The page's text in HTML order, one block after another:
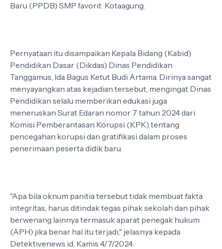
Baru (PPDB) SMP favorit Kotaagung.
Pernyataan itu disampaikan Kepala Bidang (Kabid)
Pendidikan Dasar (Dikdas) Dinas Pendidikan
Tanggamus, Ida Bagus Ketut Budi Artama. Dirinya sangat
menyayangkan atas kejadian tersebut, mengingat Dinas
Pendidikan selalu memberikan edukasi juga
meneruskan Surat Edaran nomor 7 tahun 2024 dari
Komisi Pemberantasan Korupsi (KPK) tentang
pencegahan korupsi dan gratifikasi dalam proses
penerimaan peserta didik baru.
"Apa bila oknum panitia tersebut tidak membuat fakta
integritas, harus ditindak tegas pihak sekolah dan pihak
berwenang lainnya termasuk aparat penegak hukum
(APH) jika benar hal itu terjadi," jelasnya kepada
Detektivenews id, Kamis 4/7/2024.